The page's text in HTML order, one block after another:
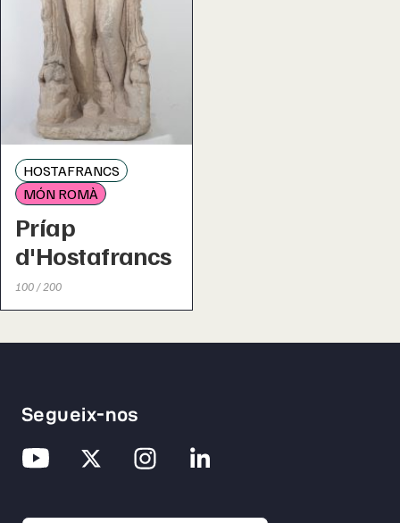
HOSTAFRANCS
MÓN ROMÀ
Príap
d'Hostafrancs
100 / 200
Segueix-nos